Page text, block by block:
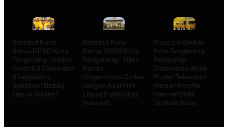
Berebut Kursi
Ketua DPRD Kota
Tangerang: Golkar
Godok 3 Calon dari
8 Legislator,
Suksesor Bebas
Like or Dislike?
Berebut Kursi
Ketua DPRD Kota
Tangerang: ‘Ujian
Panas’
Objektivitas Golkar
Jangan Asal Pilih,
Lepas Politicking
Internal!
Muscam Golkar
Kota Tangerang
Rampung,
Didominasi Anak
Muda: Tekankan
Hindari Konflik
Internal Bidik
Tambah Kursi